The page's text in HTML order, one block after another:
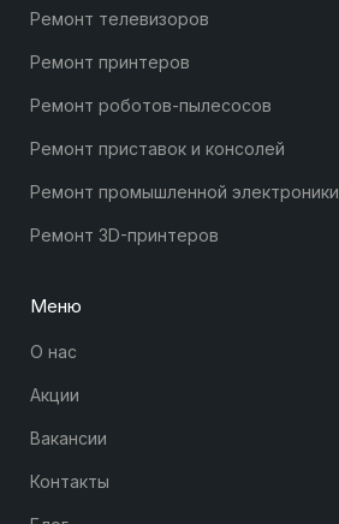
Ремонт телевизоров
Ремонт принтеров
Ремонт роботов-пылесосов
Ремонт приставок и консолей
Ремонт промышленной электроники
Ремонт 3D-принтеров
Меню
О нас
Акции
Вакансии
Контакты